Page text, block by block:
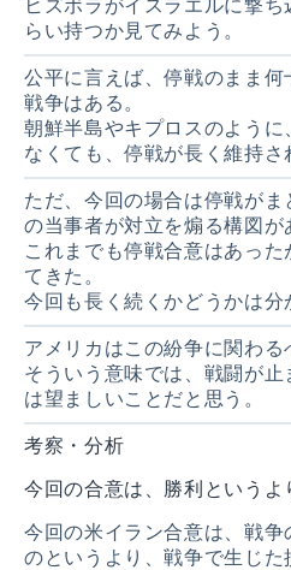
ヒズボラがイスラエルに撃ち
らい持つか見てみよう。
公平に言えば、停戦のまま何
戦争はある。
朝鮮半島やキプロスのように
なくても、停戦が長く維持さ
ただ、今回の場合は停戦がま
の当事者が対立を煽る構図が
これまでも停戦合意はあっ
てきた。
今回も長く続くかどうかは分
アメリカはこの紛争に関わる
そういう意味では、戦闘が
は望ましいことだと思う。
考察・分析
今回の合意は、勝利というよ
今回の米イラン合意は、戦争
のというより、戦争で生じた